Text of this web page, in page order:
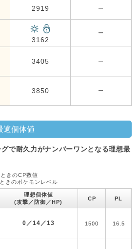
2919 ー
3162
ー
3405 ー
3850 ー
適個体値
グで耐久力がナンバーワンとなる理想最
きのCP数値
きのポケモンレベル
理想個体値
(攻撃／防御／HP)
CP PL
0／14／13 1500 16.5